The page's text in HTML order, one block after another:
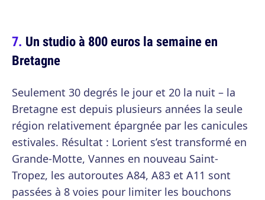
Un studio à 800 euros la semaine en
Bretagne
Seulement 30 degrés le jour et 20 la nuit – la
Bretagne est depuis plusieurs années la seule
région relativement épargnée par les canicules
estivales. Résultat : Lorient s’est transformé en
Grande-Motte, Vannes en nouveau Saint-
Tropez, les autoroutes A84, A83 et A11 sont
passées à 8 voies pour limiter les bouchons